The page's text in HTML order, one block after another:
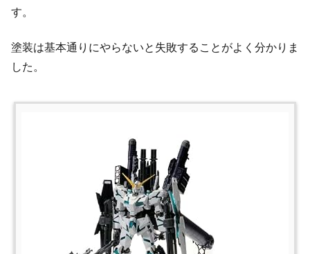
す。
塗装は基本通りにやらないと失敗することがよく分かりま
した。